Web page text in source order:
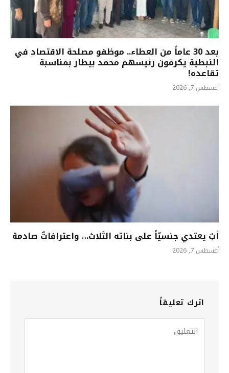
بعد 30 عاماً من العطاء.. موظفو مصلحة الاقتصاد في
النبطية يكرمون رئيسهم محمد بيطار بمناسبة
تقاعده!
أغسطس 7, 2026
أبٌ يعتدي جنسيّاً على بناته الثلاث… واعترافاتٌ صادمة
أغسطس 7, 2026
اترك تعليقاً